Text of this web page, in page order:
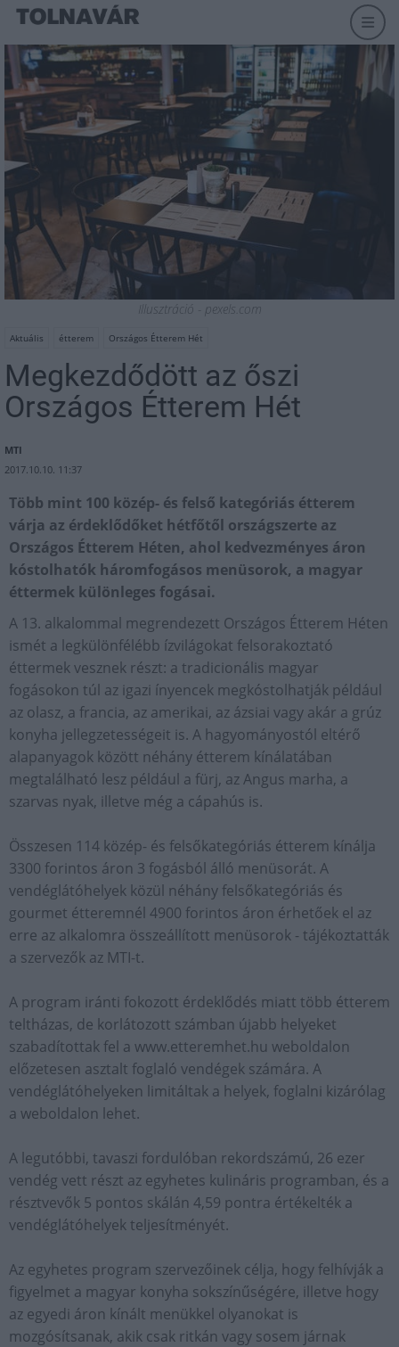
Illusztráció - pexels.com
Aktuális étterem Országos Étterem Hét
Megkezdődött az őszi
Országos Étterem Hét
MTI
2017.10.10. 11:37
Több mint 100 közép- és felső kategóriás étterem
várja az érdeklődőket hétfőtől országszerte az
Országos Étterem Héten, ahol kedvezményes áron
kóstolhatók háromfogásos menüsorok, a magyar
éttermek különleges fogásai.
A 13. alkalommal megrendezett Országos Étterem Héten
ismét a legkülönfélébb ízvilágokat felsorakoztató
éttermek vesznek részt: a tradicionális magyar
fogásokon túl az igazi ínyencek megkóstolhatják például
az olasz, a francia, az amerikai, az ázsiai vagy akár a grúz
konyha jellegzetességeit is. A hagyományostól eltérő
alapanyagok között néhány étterem kínálatában
megtalálható lesz például a fürj, az Angus marha, a
szarvas nyak, illetve még a cápahús is.
Összesen 114 közép- és felsőkategóriás étterem kínálja
3300 forintos áron 3 fogásból álló menüsorát. A
vendéglátóhelyek közül néhány felsőkategóriás és
gourmet étteremnél 4900 forintos áron érhetőek el az
erre az alkalomra összeállított menüsorok - tájékoztatták
a szervezők az MTI-t.
A program iránti fokozott érdeklődés miatt több étterem
teltházas, de korlátozott számban újabb helyeket
szabadítottak fel a www.etteremhet.hu weboldalon
előzetesen asztalt foglaló vendégek számára. A
vendéglátóhelyeken limitáltak a helyek, foglalni kizárólag
a weboldalon lehet.
A legutóbbi, tavaszi fordulóban rekordszámú, 26 ezer
vendég vett részt az egyhetes kulináris programban, és a
résztvevők 5 pontos skálán 4,59 pontra értékelték a
vendéglátóhelyek teljesítményét.
Az egyhetes program szervezőinek célja, hogy felhívják a
figyelmet a magyar konyha sokszínűségére, illetve hogy
az egyedi áron kínált menükkel olyanokat is
mozgósítsanak, akik csak ritkán vagy sosem járnak